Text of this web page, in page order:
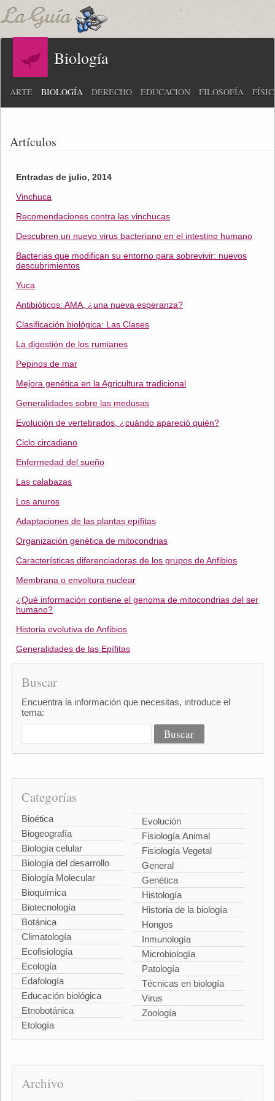
Biología
ARTE BIOLOGÍA DERECHO EDUCACIÓN FILOSOFÍA
Artículos
Entradas de julio, 2014
Vinchuca
Recomendaciones contra las vinchucas
Descubren un nuevo virus bacteriano en el intestino humano
Bacterias que modifican su entorno para sobrevivir: nuevos
descubrimientos
Yuca
Antibióticos: AMA, ¿una nueva esperanza?
Clasificación biológica: Las Clases
La digestión de los rumianes
Pepinos de mar
Mejora genética en la Agricultura tradicional
Generalidades sobre las medusas
Evolución de vertebrados, ¿cuándo apareció quién?
Ciclo circadiano
Enfermedad del sueño
Las calabazas
Los anuros
Adaptaciones de las plantas epífitas
Organización genética de mitocondrias
Características diferenciadoras de los grupos de Anfibios
Membrana o envoltura nuclear
¿Qué información contiene el genoma de mitocondrias del ser
humano?
Historia evolutiva de Anfibios
Generalidades de las Epífitas
Buscar
Encuentra la información que necesitas, introduce el
tema:
Categorías
Bioética
Biogeografía
Biología celular
Biología del desarrollo
Biología Molecular
Bioquímica
Biotecnología
Botánica
Climatología
Ecofisiología
Ecología
Edafología
Educación biológica
Etnobotánica
Etología
Evolución
Fisiología Animal
Fisiología Vegetal
General
Genética
Histología
Historia de la biología
Hongos
Inmunología
Microbiología
Patología
Técnicas en biología
Virus
Zoología
Archivo